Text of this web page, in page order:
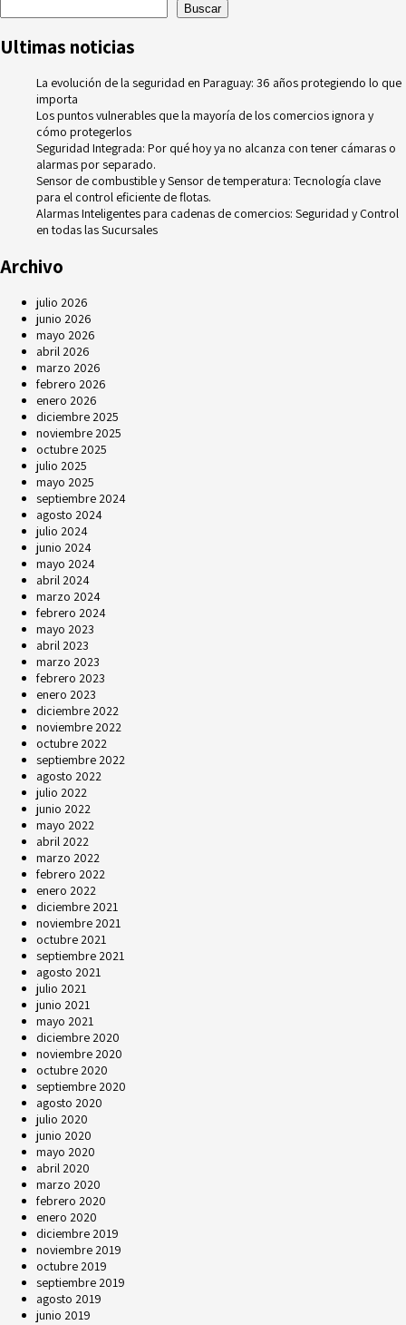
Buscar
Ultimas noticias
La evolución de la seguridad en Paraguay: 36 años protegiendo lo que
importa
Los puntos vulnerables que la mayoría de los comercios ignora y
cómo protegerlos
Seguridad Integrada: Por qué hoy ya no alcanza con tener cámaras o
alarmas por separado.
Sensor de combustible y Sensor de temperatura: Tecnología clave
para el control eficiente de flotas.
Alarmas Inteligentes para cadenas de comercios: Seguridad y Control
en todas las Sucursales
Archivo
julio 2026
junio 2026
mayo 2026
abril 2026
marzo 2026
febrero 2026
enero 2026
diciembre 2025
noviembre 2025
octubre 2025
julio 2025
mayo 2025
septiembre 2024
agosto 2024
julio 2024
junio 2024
mayo 2024
abril 2024
marzo 2024
febrero 2024
mayo 2023
abril 2023
marzo 2023
febrero 2023
enero 2023
diciembre 2022
noviembre 2022
octubre 2022
septiembre 2022
agosto 2022
julio 2022
junio 2022
mayo 2022
abril 2022
marzo 2022
febrero 2022
enero 2022
diciembre 2021
noviembre 2021
octubre 2021
septiembre 2021
agosto 2021
julio 2021
junio 2021
mayo 2021
diciembre 2020
noviembre 2020
octubre 2020
septiembre 2020
agosto 2020
julio 2020
junio 2020
mayo 2020
abril 2020
marzo 2020
febrero 2020
enero 2020
diciembre 2019
noviembre 2019
octubre 2019
septiembre 2019
agosto 2019
junio 2019